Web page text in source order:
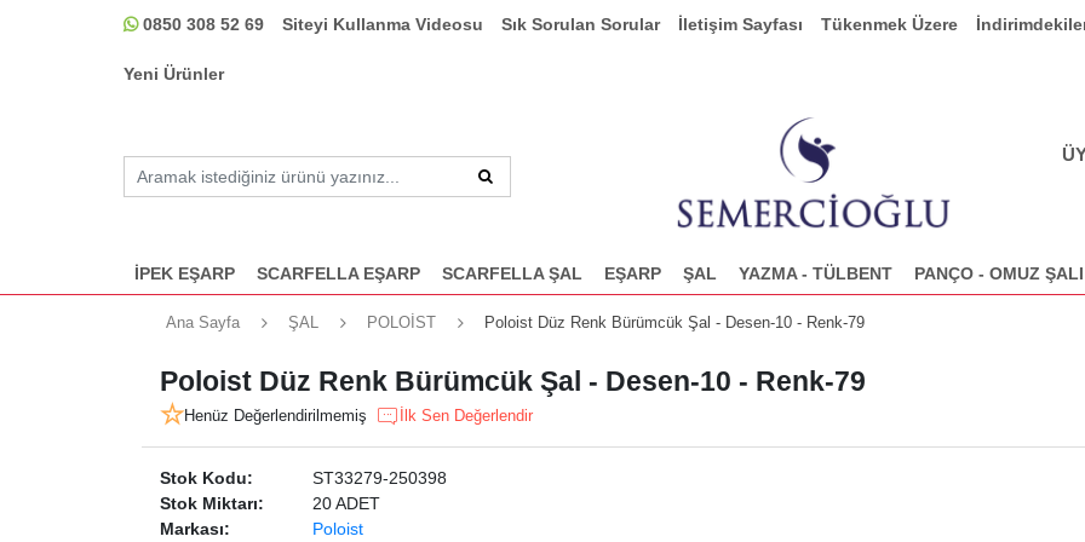
0850 308 52 69 Siteyi Kullanma Videosu Sık Sorulan Sorular İletişim Sayfası Tükenmek Üzere
Yeni Ürünler
İPEK EŞARP SCARFELLA EŞARP SCARFELLA ŞAL EŞARP ŞAL YAZMA - TÜLBENT PANÇO - OMUZ ŞALI
Ana Sayfa ŞAL POLOİST Poloist Düz Renk Bürümcük Şal - Desen-10 - Renk-79
Poloist Düz Renk Bürümcük Şal - Desen-10 - Renk-79
Henüz Değerlendirilmemiş İlk Sen Değerlendir
Stok Kodu:
ST33279-250398
Stok Miktarı:
20 ADET
Markası:
Poloist